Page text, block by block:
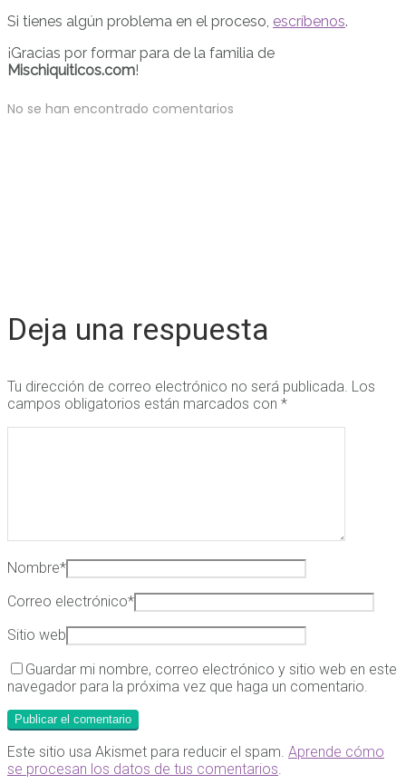
Si tienes algún problema en el proceso, escríbenos.
¡Gracias por formar para de la familia de
Mischiquiticos.com!
No se han encontrado comentarios
Deja una respuesta
Tu dirección de correo electrónico no será publicada. Los
campos obligatorios están marcados con *
Nombre*
Correo electrónico*
Sitio web
Guardar mi nombre, correo electrónico y sitio web en este
navegador para la próxima vez que haga un comentario.
Este sitio usa Akismet para reducir el spam. Aprende cómo
se procesan los datos de tus comentarios